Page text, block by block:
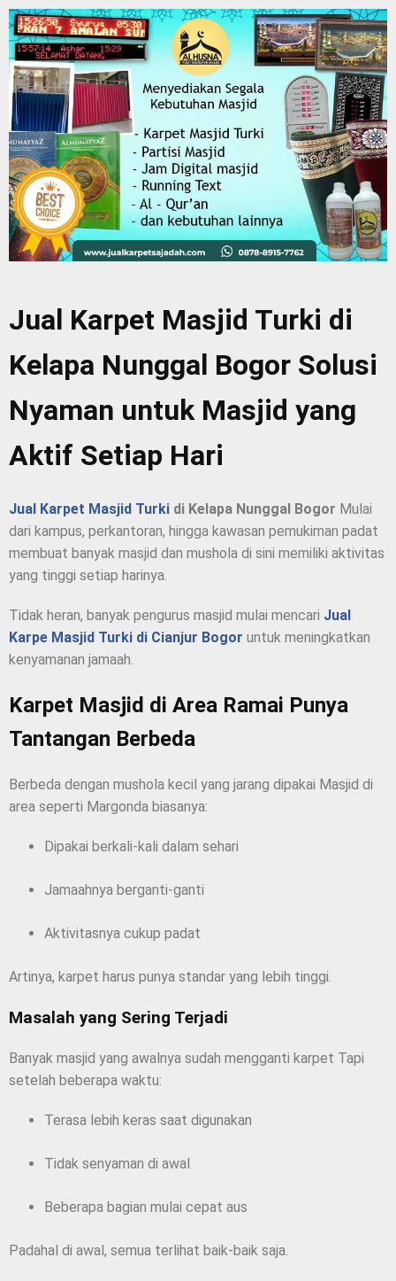
Jual Karpet Masjid Turki di
Kelapa Nunggal Bogor Solusi
Nyaman untuk Masjid yang
Aktif Setiap Hari
Jual Karpet Masjid Turki di Kelapa Nunggal Bogor Mulai
dari kampus, perkantoran, hingga kawasan pemukiman padat
membuat banyak masjid dan mushola di sini memiliki aktivitas
yang tinggi setiap harinya.
Tidak heran, banyak pengurus masjid mulai mencari Jual
Karpe Masjid Turki di Cianjur Bogor untuk meningkatkan
kenyamanan jamaah.
Karpet Masjid di Area Ramai Punya
Tantangan Berbeda
Berbeda dengan mushola kecil yang jarang dipakai Masjid di
area seperti Margonda biasanya:
Dipakai berkali-kali dalam sehari
Jamaahnya berganti-ganti
Aktivitasnya cukup padat
Artinya, karpet harus punya standar yang lebih tinggi.
Masalah yang Sering Terjadi
Banyak masjid yang awalnya sudah mengganti karpet Tapi
setelah beberapa waktu:
Terasa lebih keras saat digunakan
Tidak senyaman di awal
Beberapa bagian mulai cepat aus
Padahal di awal, semua terlihat baik-baik saja.